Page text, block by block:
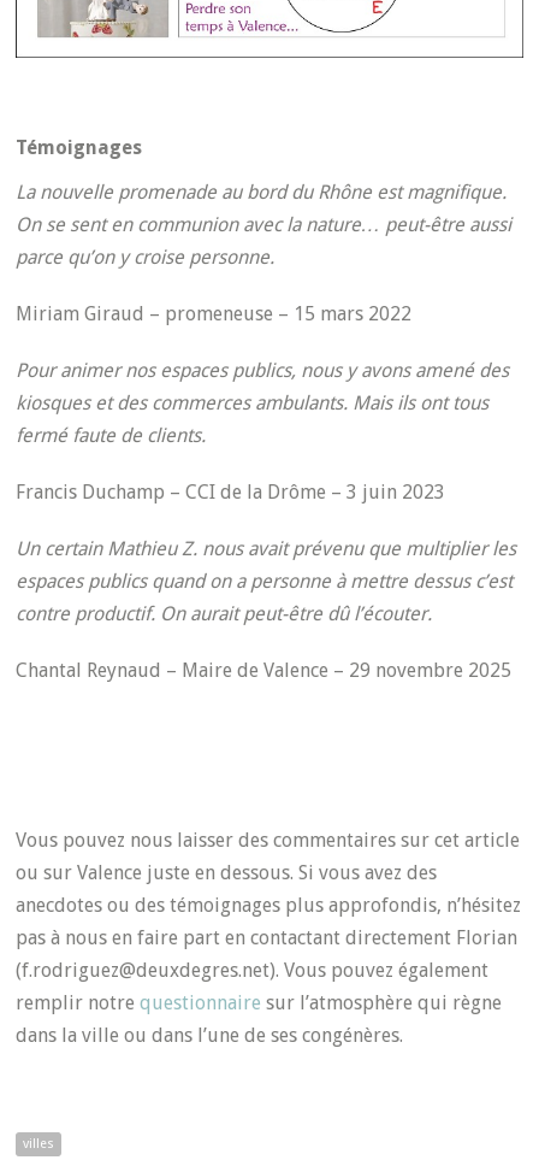
Témoignages
La nouvelle promenade au bord du Rhône est magnifique.
On se sent en communion avec la nature… peut-être aussi
parce qu’on y croise personne.
Miriam Giraud – promeneuse – 15 mars 2022
Pour animer nos espaces publics, nous y avons amené des
kiosques et des commerces ambulants. Mais ils ont tous
fermé faute de clients.
Francis Duchamp – CCI de la Drôme – 3 juin 2023
Un certain Mathieu Z. nous avait prévenu que multiplier les
espaces publics quand on a personne à mettre dessus c’est
contre productif. On aurait peut-être dû l’écouter.
Chantal Reynaud – Maire de Valence – 29 novembre 2025
Vous pouvez nous laisser des commentaires sur cet article
ou sur Valence juste en dessous. Si vous avez des
anecdotes ou des témoignages plus approfondis, n’hésitez
pas à nous en faire part en contactant directement Florian
(f.rodriguez@deuxdegres.net). Vous pouvez également
remplir notrequestionnaire sur l’atmosphère qui règne
dans la ville ou dans l’une de ses congénères.
villes